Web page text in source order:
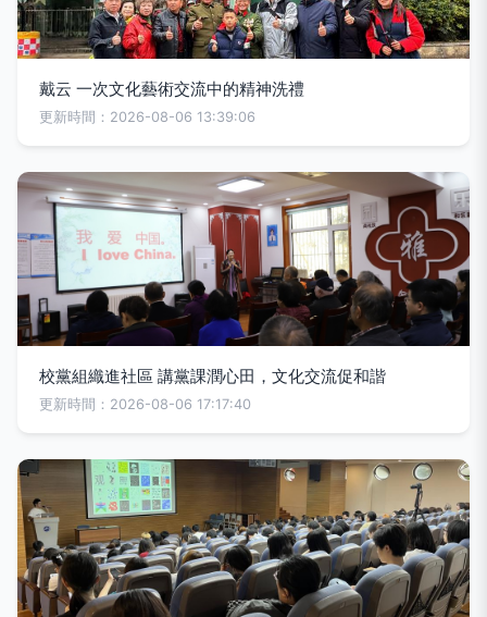
戴云 一次文化藝術交流中的精神洗禮
更新時間：2026-08-06 13:39:06
校黨組織進社區 講黨課潤心田，文化交流促和諧
更新時間：2026-08-06 17:17:40